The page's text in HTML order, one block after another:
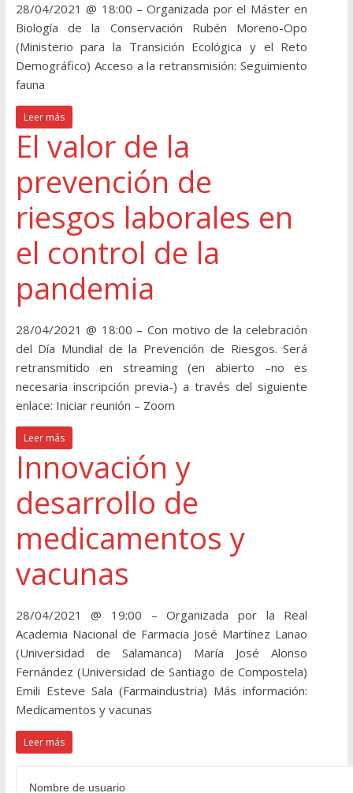
28/04/2021 @ 18:00 – Organizada por el Máster en
Biología de la Conservación Rubén Moreno-Opo
(Ministerio para la Transición Ecológica y el Reto
Demográfico) Acceso a la retransmisión: Seguimiento
fauna
Leer más
El valor de la
prevención de
riesgos laborales en
el control de la
pandemia
28/04/2021 @ 18:00 – Con motivo de la celebración
del Día Mundial de la Prevención de Riesgos. Será
retransmitido en streaming (en abierto –no es
necesaria inscripción previa-) a través del siguiente
enlace: Iniciar reunión – Zoom
Leer más
Innovación y
desarrollo de
medicamentos y
vacunas
28/04/2021 @ 19:00 – Organizada por la Real
Academia Nacional de Farmacia José Martínez Lanao
(Universidad de Salamanca) María José Alonso
Fernández (Universidad de Santiago de Compostela)
Emili Esteve Sala (Farmaindustria) Más información:
Medicamentos y vacunas
Leer más
Nombre de usuario